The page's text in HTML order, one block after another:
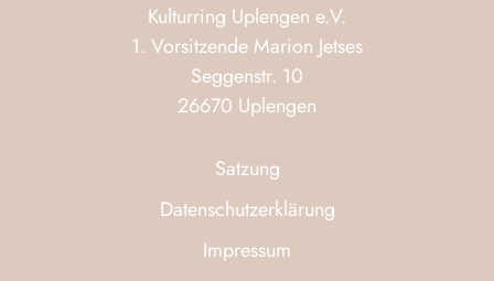
Kulturring Uplengen e.V.
1. Vorsitzende Marion Jetses
Seggenstr. 10
26670 Uplengen
Satzung
Datenschutzerklärung
Impressum